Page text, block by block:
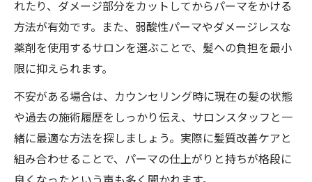
れたり、ダメージ部分をカットしてからパーマをかける
方法が有効です。また、弱酸性パーマやダメージレスな
薬剤を使用するサロンを選ぶことで、髪への負担を最小
限に抑えられます。
不安がある場合は、カウンセリング時に現在の髪の状態
や過去の施術履歴をしっかり伝え、サロンスタッフと一
緒に最適な方法を探しましょう。実際に髪質改善ケアと
組み合わせることで、パーマの仕上がりと持ちが格段に